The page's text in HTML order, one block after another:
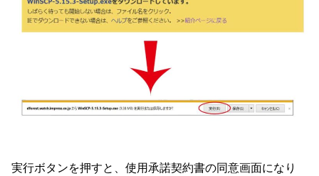
実行ボタンを押すと、使用承諾契約書の同意画面になり